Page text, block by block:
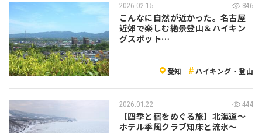
2026.02.15 846
こんなに自然が近かった。名古屋
近郊で楽しむ絶景登山＆ハイキン
グスポット…
愛知 ハイキング・登山
2026.01.22 444
【四季と宿をめぐる旅】北海道〜
ホテル季風クラブ知床と流氷〜